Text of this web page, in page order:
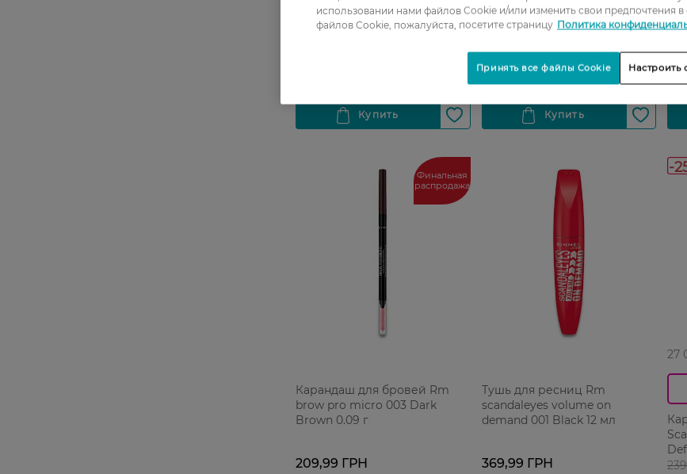
мл
Финальная
распродажа
Карандаш для бровей Rm
brow pro micro 003 Dark
Brown 0.09 г
209,99 ГРН
Тушь для ресниц Rm
scandaleyes volume on
demand 001 Black 12 мл
369,99 ГРН
-
27
использовании нами файлов Cookie и/или изменить свои предпочтения
файлов Cookie, пожалуйста, посетите страницу Политика
Настроить
Принять все файлы Cookie